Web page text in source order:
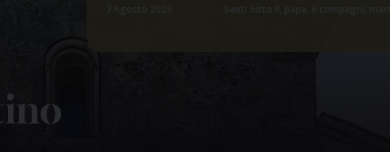
7 Agosto 2026 Santi Sisto II, papa, e compagni,